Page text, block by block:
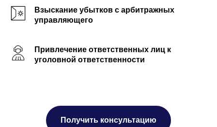
Взыскание убытков с арбитражных
управляющего
Привлечение ответственных лиц к
уголовной ответственности
Получить консультацию